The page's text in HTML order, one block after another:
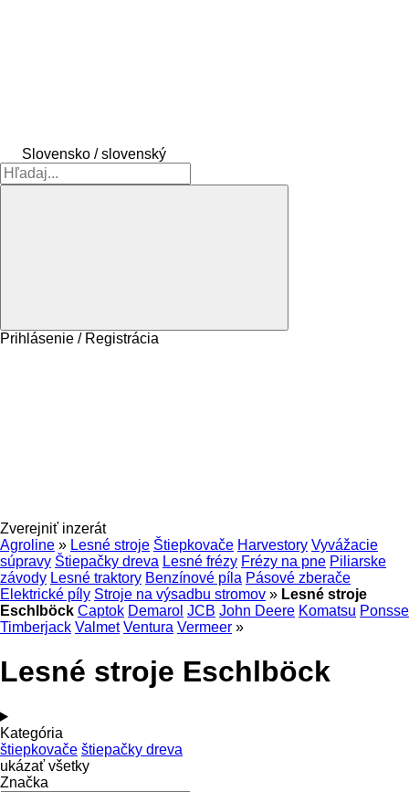
Slovensko / slovenský
Prihlásenie / Registrácia
Zverejniť inzerát
Agroline » Lesné stroje Štiepkovače Harvestory Vyvážacie
súpravy Štiepačky dreva Lesné frézy Frézy na pne Piliarske
závody Lesné traktory Benzínové píla Pásové zberače
Elektrické píly Stroje na výsadbu stromov » Lesné stroje
Eschlböck Captok Demarol JCB John Deere Komatsu Ponsse
Timberjack Valmet Ventura Vermeer »
Lesné stroje Eschlböck
Kategória
štiepkovače štiepačky dreva
ukázať všetky
Značka